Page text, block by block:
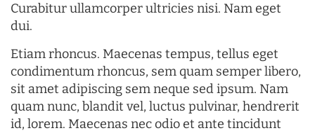
Curabitur ullamcorper ultricies nisi. Nam eget
dui.
Etiam rhoncus. Maecenas tempus, tellus eget
condimentum rhoncus, sem quam semper libero,
sit amet adipiscing sem neque sed ipsum. Nam
quam nunc, blandit vel, luctus pulvinar, hendrerit
id, lorem. Maecenas nec odio et ante tincidunt